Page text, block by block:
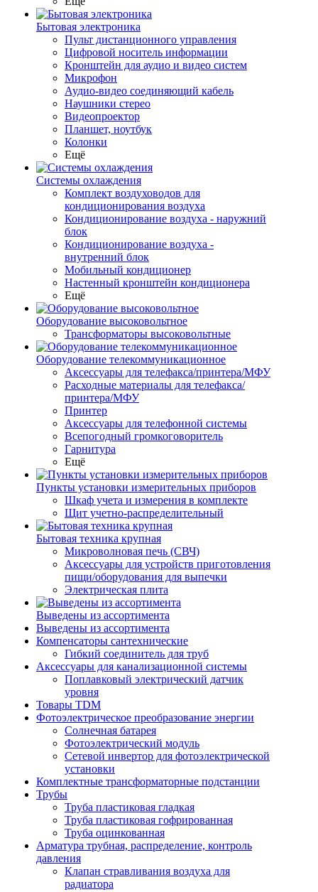
Бытовая электроника
Пульт дистанционного управления
Цифровой носитель информации
Кронштейн для аудио и видео систем
Микрофон
Аудио-видео соединяющий кабель
Наушники стерео
Видеопроектор
Планшет, ноутбук
Колонки
Ещё
Системы охлаждения
Комплект воздуховодов для
кондиционирования воздуха
Кондиционирование воздуха - наружний
блок
Кондиционирование воздуха -
внутренний блок
Мобильный кондиционер
Настенный кронштейн кондиционера
Ещё
Оборудование высоковольтное
Трансформаторы высоковольтные
Оборудование телекоммуникационное
Аксессуары для телефакса/принтера/МФУ
Расходные материалы для телефакса/
принтера/МФУ
Принтер
Аксессуары для телефонной системы
Всепогодный громкоговоритель
Гарнитура
Ещё
Пункты установки измерительных приборов
Шкаф учета и измерения в комплекте
Щит учетно-распределительный
Бытовая техника крупная
Микроволновая печь (СВЧ)
Аксессуары для устройств приготовления
пищи/оборудования для выпечки
Электрическая плита
Выведены из ассортимента
Выведены из ассортимента
Компенсаторы сантехнические
Гибкий соединитель для труб
Аксессуары для канализационной системы
Поплавковый электрический датчик
уровня
Товары TDM
Фотоэлектрическое преобразование энергии
Солнечная батарея
Фотоэлектрический модуль
Сетевой инвертор для фотоэлектрической
установки
Комплектные трансформаторные подстанции
Трубы
Труба пластиковая гладкая
Труба пластиковая гофрированная
Труба оцинкованная
Арматура трубная, распределение, контроль
давления
Клапан стравливания воздуха для
радиатора